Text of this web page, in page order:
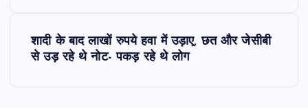
शादी के बाद लाखों रुपये हवा में उड़ाए, छत और जेसीबी
से उड़ रहे थे नोट- पकड़ रहे थे लोग